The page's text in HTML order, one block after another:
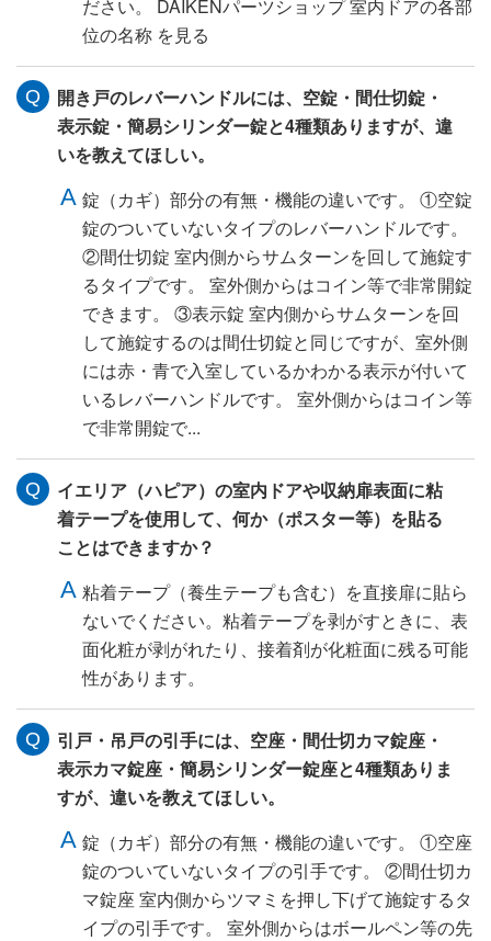
ださい。 DAIKENパーツショップ 室内ドアの各部
位の名称 を見る
開き戸のレバーハンドルには、空錠・間仕切錠・
表示錠・簡易シリンダー錠と4種類ありますが、違
いを教えてほしい。
錠（カギ）部分の有無・機能の違いです。 ①空錠
錠のついていないタイプのレバーハンドルです。
②間仕切錠 室内側からサムターンを回して施錠す
るタイプです。 室外側からはコイン等で非常開錠
できます。 ③表示錠 室内側からサムターンを回
して施錠するのは間仕切錠と同じですが、室外側
には赤・青で入室しているかわかる表示が付いて
いるレバーハンドルです。 室外側からはコイン等
で非常開錠で...
イエリア（ハピア）の室内ドアや収納扉表面に粘
着テープを使用して、何か（ポスター等）を貼る
ことはできますか？
粘着テープ（養生テープも含む）を直接扉に貼ら
ないでください。粘着テープを剥がすときに、表
面化粧が剥がれたり、接着剤が化粧面に残る可能
性があります。
引戸・吊戸の引手には、空座・間仕切カマ錠座・
表示カマ錠座・簡易シリンダー錠座と4種類ありま
すが、違いを教えてほしい。
錠（カギ）部分の有無・機能の違いです。 ①空座
錠のついていないタイプの引手です。 ②間仕切カ
マ錠座 室内側からツマミを押し下げて施錠するタ
イプの引手です。 室外側からはボールペン等の先